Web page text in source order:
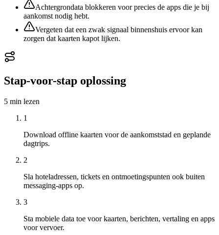
Achtergrondata blokkeren voor precies de apps die je bij
aankomst nodig hebt.
Vergeten dat een zwak signaal binnenshuis ervoor kan
zorgen dat kaarten kapot lijken.
Stap-voor-stap oplossing
5 min lezen
1
Download offline kaarten voor de aankomststad en geplande
dagtrips.
2
Sla hoteladressen, tickets en ontmoetingspunten ook buiten
messaging-apps op.
3
Sta mobiele data toe voor kaarten, berichten, vertaling en apps
voor vervoer.